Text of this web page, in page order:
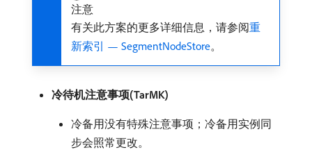
注意
有关此方案的更多详细信息，请参阅重
新索引 — SegmentNodeStore。
冷待机注意事项(TarMK)
冷备用没有特殊注意事项；冷备用实例同
步会照常更改。